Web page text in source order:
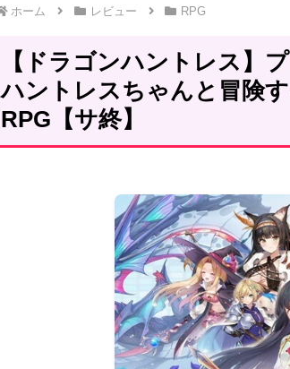
ホーム レビュー RPG
【ドラゴンハントレス】
ハントレスちゃんと冒険
RPG【サ終】